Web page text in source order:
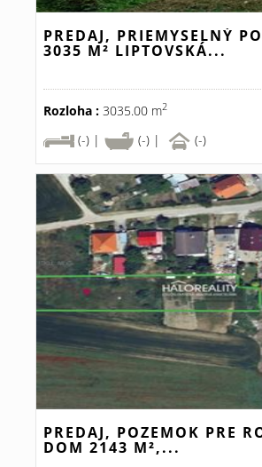
PREDAJ, PRIEMYSELNÝ
3035 M² LIPTOVSKÁ...
Rozloha : 3035.00 m2
(-) |
(-) | (-)
PREDAJ, POZEMOK PRE
DOM 2143 M²,...